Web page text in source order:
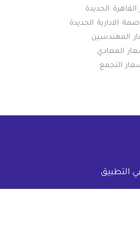
التطبيق
الجديدة
الادارية الجديدة
المهندسين
المعادي
التجمع